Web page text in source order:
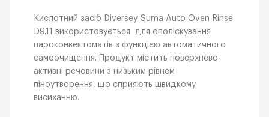
Кислотний засіб Diversey Suma Auto Oven Rinse
D9.11 використовується для ополіскування
пароконвектоматів з функцією автоматичного
самоочищення. Продукт містить поверхнево-
активні речовини з низьким рівнем
піноутворення, що сприяють швидкому
висиханню.